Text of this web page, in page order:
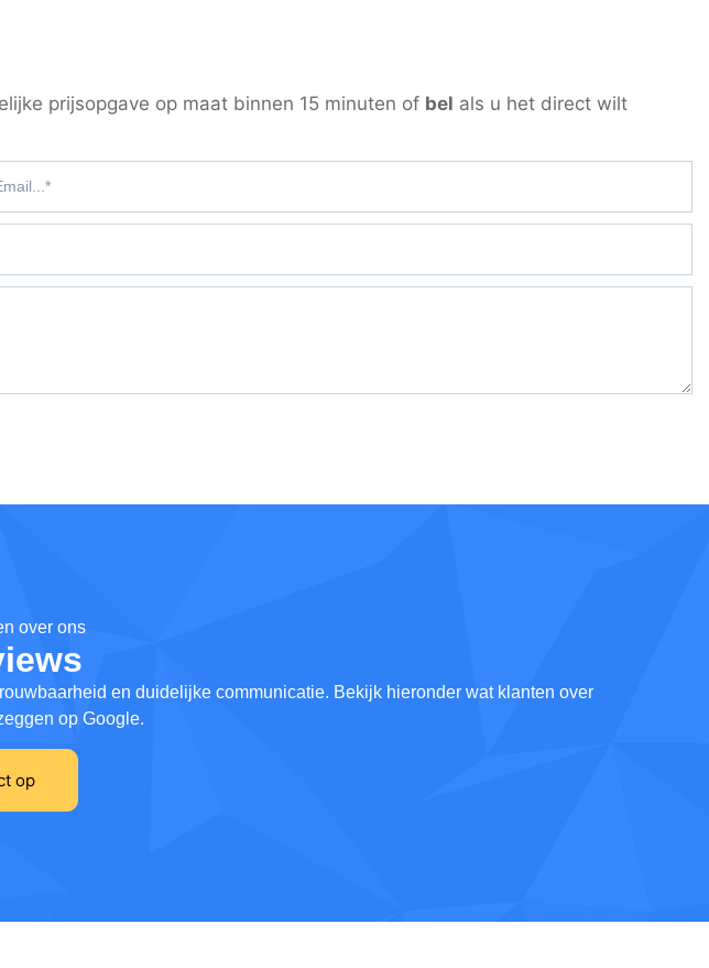
prijsopgave op maat binnen 15 minuten of bel als u het direct wilt
over ons
en duidelijke communicatie. Bekijk hieronder wat klanten over
op Google.
op